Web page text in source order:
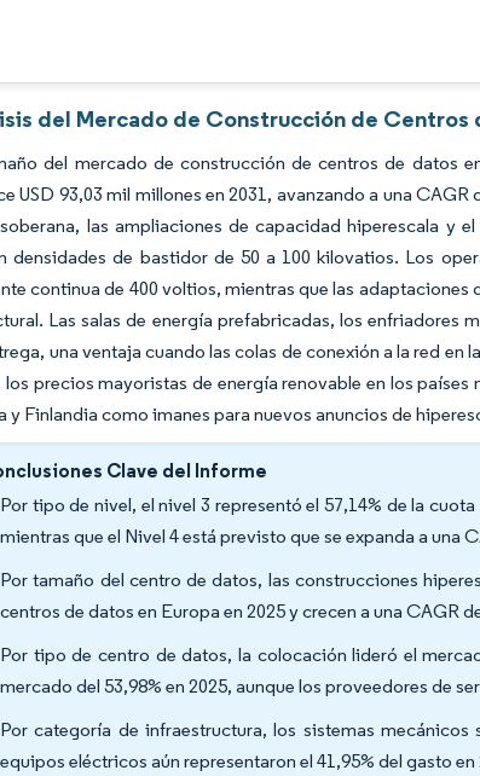
del Mercado de Construcción de
del mercado de construcción de centros de datos
USD 93,03 mil millones en 2031, avanzando a una
las ampliaciones de capacidad hiperescala y
densidades de bastidor de 50 a 100 kilovatios. Los
continua de 400 voltios, mientras que las
Las salas de energía prefabricadas, los enfriadores
una ventaja cuando las colas de conexión a la red
precios mayoristas de energía renovable en los
y Finlandia como imanes para nuevos anuncios de
Clave del Informe
Por tipo de nivel, el nivel 3 representó el 57,14% de la
mientras que el Nivel 4 está previsto que se expanda a una
Por tamaño del centro de datos, las construcciones
centros de datos en Europa en 2025 y crecen a una CAGR
Por tipo de centro de datos, la colocación lideró el
mercado del 53,98% en 2025, aunque los proveedores de
Por categoría de infraestructura, los sistemas
equipos eléctricos aún representaron el 41,95% del gasto en